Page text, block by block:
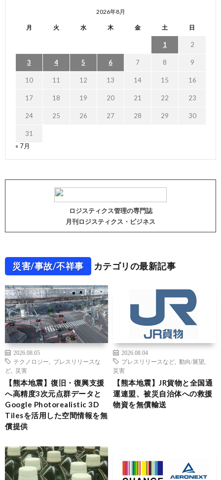
2026年8月
月 火 水 木 金 土 日
1 2
3 4 5 6 7 8 9
10 11 12 13 14 15 16
17 18 19 20 21 22 23
24 25 26 27 28 29 30
31
« 7月
ロジスティクス管理の専門誌
月刊ロジスティクス・ビジネス
災害/事故/不祥事 カテゴリの最新記事
2026.08.05
テクノロジー
プレスリリースな
ど
災害
【熊本地震】復旧・復興支援
へ高精度3次元点群データと
Google Photorealistic 3D
Tilesを活用した空間情報を無
償提供
2026.08.04
プレスリリースなど
動向/展望
災害
【熊本地震】JR貨物と全国通
運連盟、被災自治体への救援
物資を無償輸送